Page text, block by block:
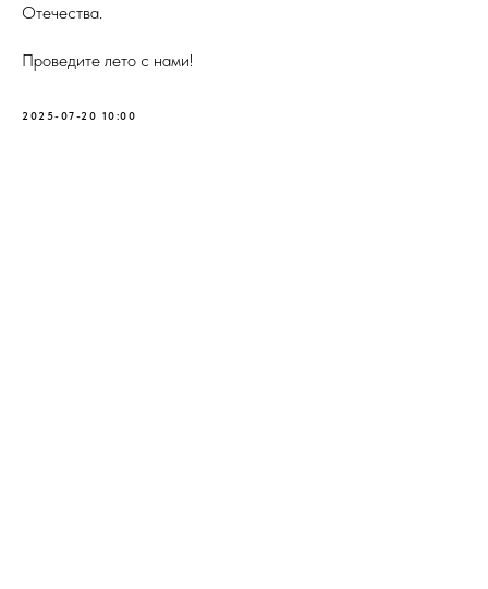
Отечества.
Проведите лето с нами!
2025-07-20 10:00